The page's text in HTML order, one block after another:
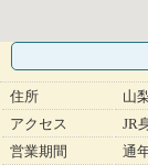
住所
山
アクセス
JR
営業期間
通